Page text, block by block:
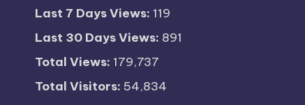
Last 7 Days Views: 119
Last 30 Days Views: 891
Total Views: 179,737
Total Visitors: 54,834